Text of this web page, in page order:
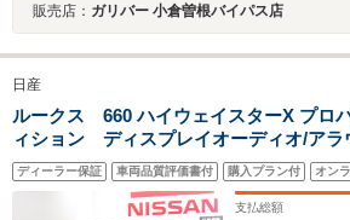
販売店： ガリバー 小倉曽根バイパス店
日産
ルークス 660 ハイウェイスターX プロ
ィション ディスプレイオーディオ/アラ
ー/ETC/プロパイロット/両側オートスラ
ディーラー保証 車両品質評価書付 購入プラン付 オン
支払総額